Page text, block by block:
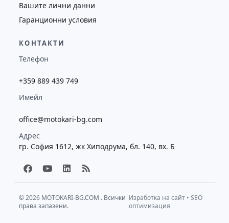
Вашите лични данни
Гаранционни условия
КОНТАКТИ
Телефон
+359 889 439 749
Имейл
office@motokari-bg.com
Адрес
гр. София 1612, жк Хиподрума, бл. 140, вх. Б
F
a
c
b
o
Y
o
u
u
b
L
i
n
e
d
R
s
s
© 2026 MOTOKARI-BG.COM . Всички
права запазени.
Изработка на сайт •SEO
оптимизация